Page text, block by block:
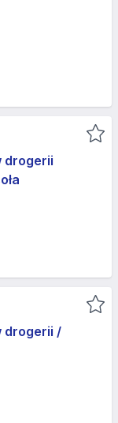
drogerii
drogerii /